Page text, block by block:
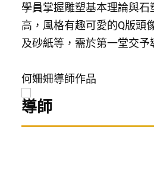
學員掌握雕塑基本理論與
高，風格有趣可愛的Q版頭
及砂紙等，需於第一堂交予
何姍姍導師作品
導師